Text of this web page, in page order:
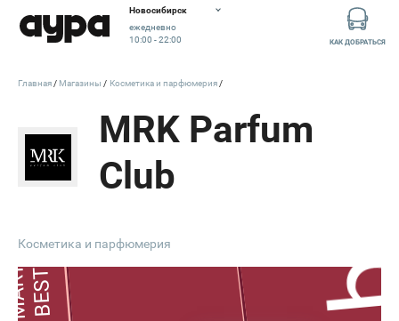
Новосибирск
ежедневно
10:00 - 22:00
КАК ДОБРАТЬСЯ
MRK Parfum
Club
Косметика и парфюмерия
MARTINBESTER
ZARINA
Главная Магазины Косметика и парфюмерия